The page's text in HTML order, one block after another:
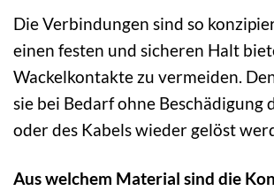
Die Verbindungen sind so
einen festen und sicheren Halt
Wackelkontakte zu vermeiden.
sie bei Bedarf ohne Beschädigung
oder des Kabels wieder gelöst
Aus welchem Material sind die